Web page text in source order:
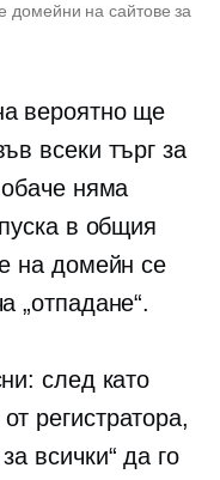
домейни на сайтове за
вероятно ще
всеки търг за
няма
в общия
на домейн се
„отпадане“.
след като
регистратора,
всички“ да го